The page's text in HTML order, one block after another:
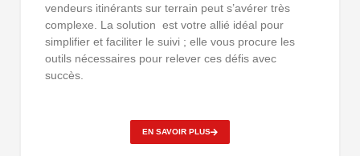
vendeurs itinérants sur terrain peut s’avérer très
complexe. La solution est votre allié idéal pour
simplifier et faciliter le suivi ; elle vous procure les
outils nécessaires pour relever ces défis avec
succès.
EN SAVOIR PLUS